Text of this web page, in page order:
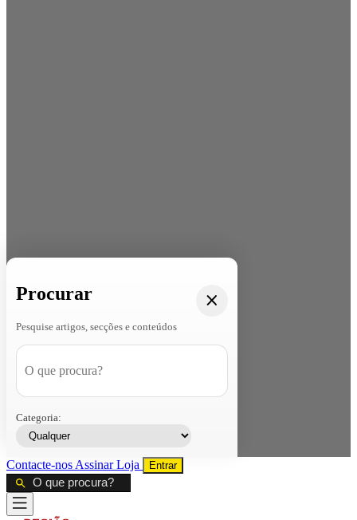
Procurar
Pesquise artigos, secções e conteúdos
Categoria:
Contacte-nos AssinarLoja Entrar